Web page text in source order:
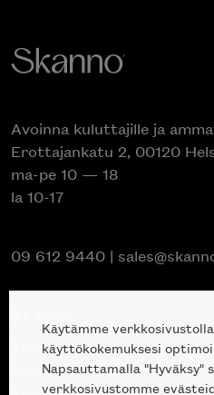
Avoinna kuluttajille ja
Erottajankatu 2, 00120
ma-pe 10 — 18
la 10-17
09 612 9440 |
Tuotteet
Suunnittelupalvelu
Käytämme
käyttökokemuksesi
Napsauttamalla "Hyväksy"
verkkosivustomme